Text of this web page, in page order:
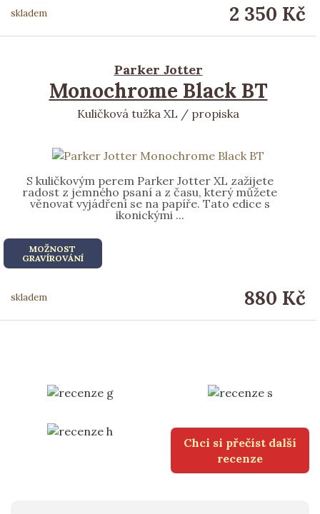
skladem 2 350 Kč
Parker Jotter
Monochrome Black BT
Kuličková tužka XL / propiska
S kuličkovým perem Parker Jotter XL zažijete
radost z jemného psaní a z času, který můžete
věnovat vyjádření se na papíře. Tato edice s
ikonickými ...
MOŽNOST
GRAVÍROVÁNÍ
skladem 880 Kč
Chci si přečíst další
recenze